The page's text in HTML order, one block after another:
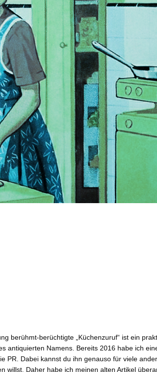
berühmt-berüchtigte „Küchenzuruf“ ist ein
antiquierten Namens. Bereits 2016 habe ich
PR. Dabei kannst du ihn genauso für viele
willst. Daher habe ich meinen alten Artikel